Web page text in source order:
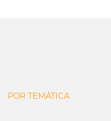
POR TEMÁTICA